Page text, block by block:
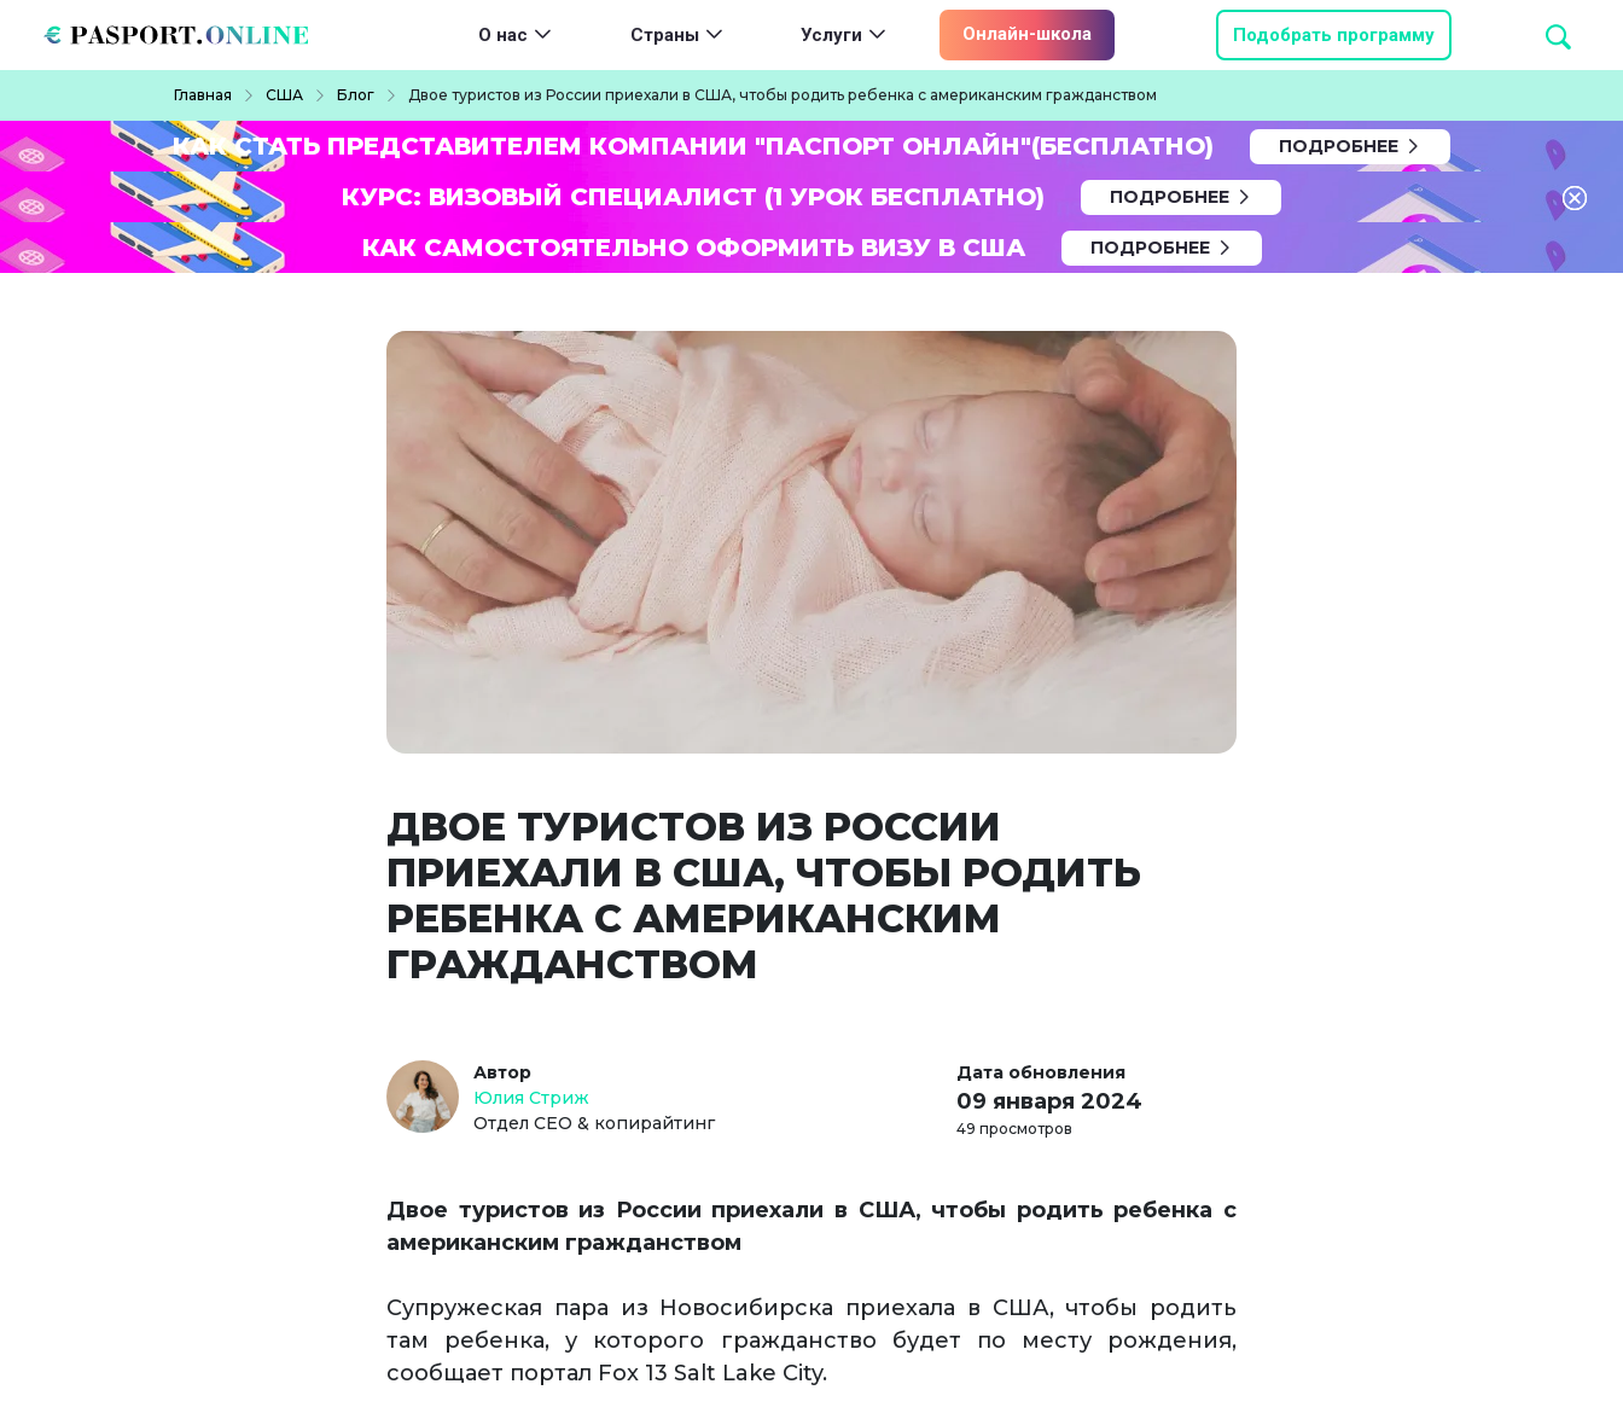
Main navigation
О нас Страны Услуги Онлайн-школа Подобрать программу
Главная США Блог Двое туристов из России приехали в США, чтобы родить ребенка с американским гражданством
КАК СТАТЬ ПРЕДСТАВИТЕЛЕМ КОМПАНИИ "ПАСПОРТ ОНЛАЙН"(БЕСПЛАТНО) ПОДРОБНЕЕ
КУРС: ВИЗОВЫЙ СПЕЦИАЛИСТ (1 УРОК БЕСПЛАТНО) ПОДРОБНЕЕ
КАК САМОСТОЯТЕЛЬНО ОФОРМИТЬ ВИЗУ В США ПОДРОБНЕЕ
ДВОЕ ТУРИСТОВ ИЗ РОССИИ
ПРИЕХАЛИ В США, ЧТОБЫ РОДИТЬ
РЕБЕНКА С АМЕРИКАНСКИМ
ГРАЖДАНСТВОМ
Автор
Юлия Стриж
Отдел СЕО & копирайтинг
Дата обновления
09 января 2024
49 просмотров
Двое туристов из России приехали в США, чтобы родить ребенка с
американским гражданством
Супружеская пара из Новосибирска приехала в США, чтобы родить
там ребенка, у которого гражданство будет по месту рождения,
сообщает портал Fox 13 Salt Lake City.